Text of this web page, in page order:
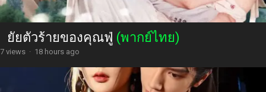
ยัยตัวร้ายของคุณฟู่ (พากย์ไทย)
7 views · 18 hours ago